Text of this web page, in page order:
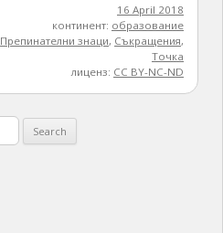
16 April 2018
континент: образование
Препинателни знаци, Съкращения,
Точка
лиценз: CC BY-NC-ND